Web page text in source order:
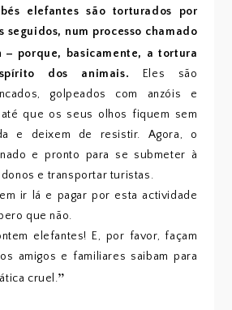
elefantes são torturados por
seguidos, num processo chamado
– porque, basicamente, a tortura
dos animais. Eles são
golpeados com anzóis e
que os seus olhos fiquem sem
e deixem de resistir. Agora, o
e pronto para se submeter à
e transportar turistas.
ir lá e pagar por esta actividade
que não.
elefantes! E, por favor, façam
amigos e familiares saibam para
cruel.”